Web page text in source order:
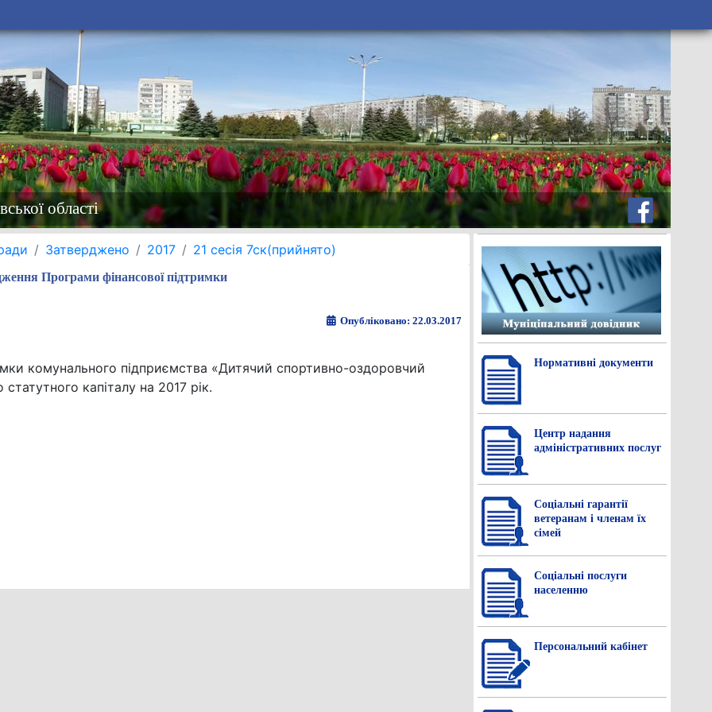
області
Затверджено 2017 21 сесія 7ск(прийнято)
Програми фінансової підтримки
Опубліковано: 22.03.2017
комунального підприємства «Дитячий спортивно-оздоровчий
капіталу на 2017 рік.
Нормативнi документи
Центр надання
адміністративних послуг
Соціальні гарантії
ветеранам і членам їх
сімей
Соціальні послуги
населенню
Персональний кабінет